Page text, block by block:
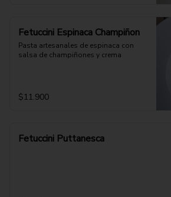
Fetuccini Espinaca Champiñon
Pasta artesanales de espinaca con
salsa de champiñones y crema
$11.900
Fetuccini Puttanesca